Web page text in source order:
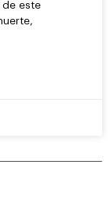
de este